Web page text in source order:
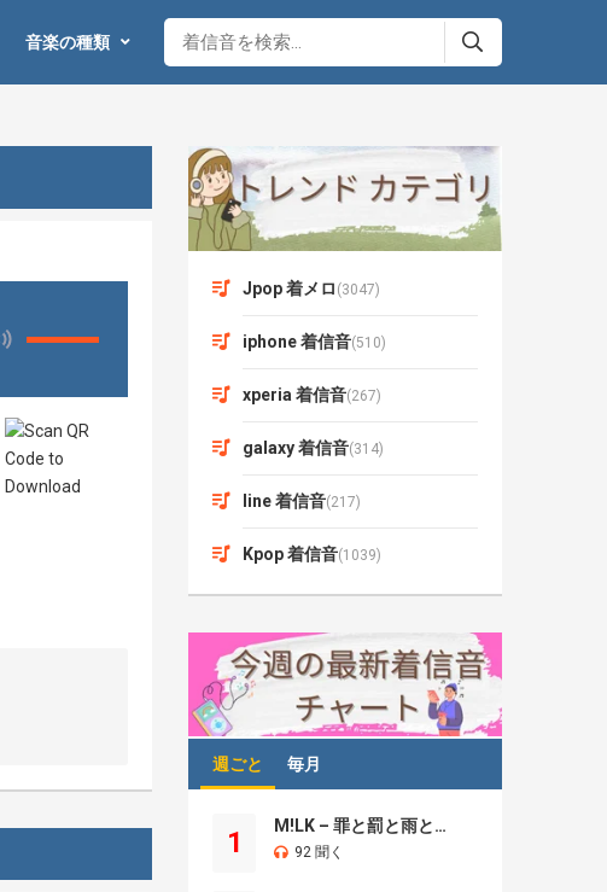
音楽の種類
Jpop 着メロ (3047)
iphone 着信音(510)
xperia 着信音(267)
galaxy 着信音(314)
line 着信音(217)
Kpop 着信音(1039)
週ごと 毎月
1
M!LK – 罪と罰と雨とキス
92 聞く